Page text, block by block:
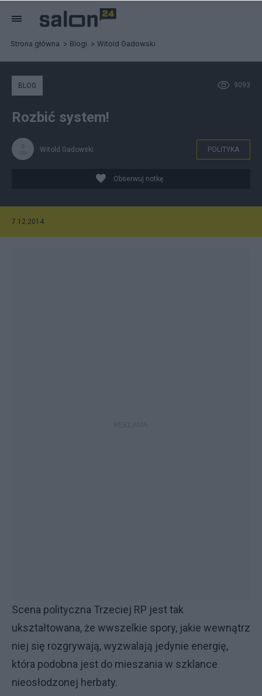
Strona główna Blogi Witold Gadowski
9093
BLOG
Rozbić system!
Witold Gadowski POLITYKA
Obserwuj notkę
7.12.2014
Scena polityczna Trzeciej RP jest tak
ukształtowana, że wwszelkie spory, jakie wewnątrz
niej się rozgrywają, wyzwalają jedynie energię,
która podobna jest do mieszania w szklance
nieosłodzonej herbaty.